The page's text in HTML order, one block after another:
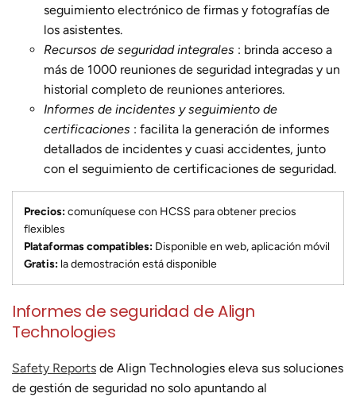
seguimiento electrónico de firmas y fotografías de
los asistentes.
Recursos de seguridad integrales : brinda acceso a
más de 1000 reuniones de seguridad integradas y un
historial completo de reuniones anteriores.
Informes de incidentes y seguimiento de
certificaciones : facilita la generación de informes
detallados de incidentes y cuasi accidentes, junto
con el seguimiento de certificaciones de seguridad.
Precios:comuníquese con HCSS para obtener precios
flexibles
Plataformas compatibles: Disponible en web, aplicación móvil
Gratis: la demostración está disponible
Informes de seguridad de Align
Technologies
Safety Reports de Align Technologies eleva sus soluciones
de gestión de seguridad no solo apuntando al